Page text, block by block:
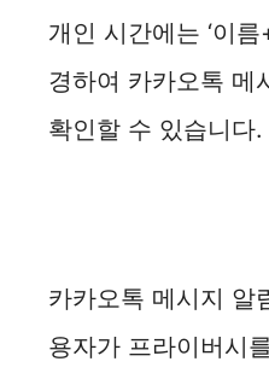
개인 시간에는 ‘이
경하여 카카오톡 메
확인할 수 있습니다.
카카오톡 메시지 알
용자가 프라이버시